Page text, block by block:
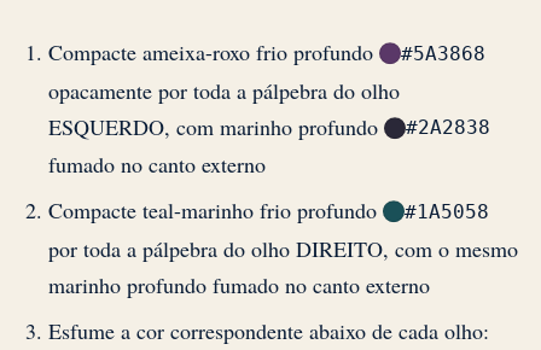
Compacte ameixa-roxo frio profundo #5A3868
opacamente por toda a pálpebra do olho
ESQUERDO, com marinho profundo
#2A2838
fumado no canto externo
Compacte teal-marinho frio profundo
#1A5058
por toda a pálpebra do olho DIREITO, com o mesmo
marinho profundo fumado no canto externo
Esfume a cor correspondente abaixo de cada olho: